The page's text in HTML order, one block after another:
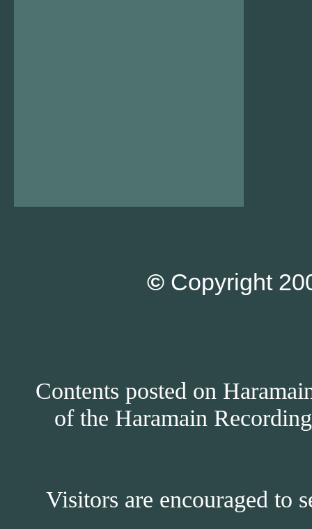
© Copyright
Contents posted on
of the Haramain
Visitors are encouraged to